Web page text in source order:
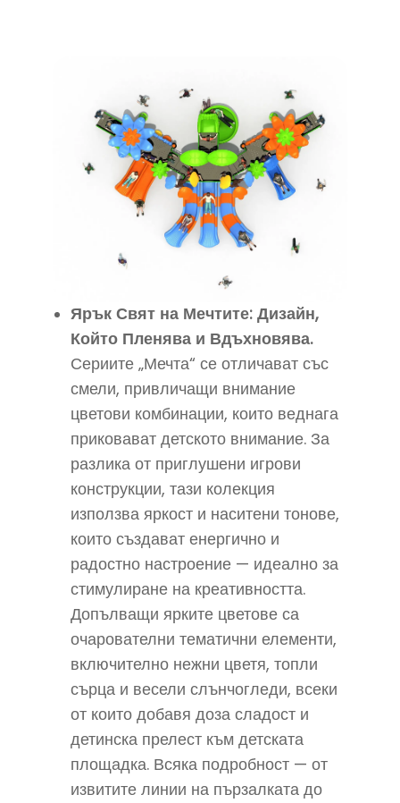
Ярък Свят на Мечтите: Дизайн,
Който Пленява и Вдъхновява.
Сериите „Мечта“ се отличават със
смели, привличащи внимание
цветови комбинации, които веднага
приковават детското внимание. За
разлика от приглушени игрови
конструкции, тази колекция
използва яркост и наситени тонове,
които създават енергично и
радостно настроение — идеално за
стимулиране на креативността.
Допълващи ярките цветове са
очарователни тематични елементи,
включително нежни цветя, топли
сърца и весели слънчогледи, всеки
от които добавя доза сладост и
детинска прелест към детската
площадка. Всяка подробност — от
извитите линии на пързалката до